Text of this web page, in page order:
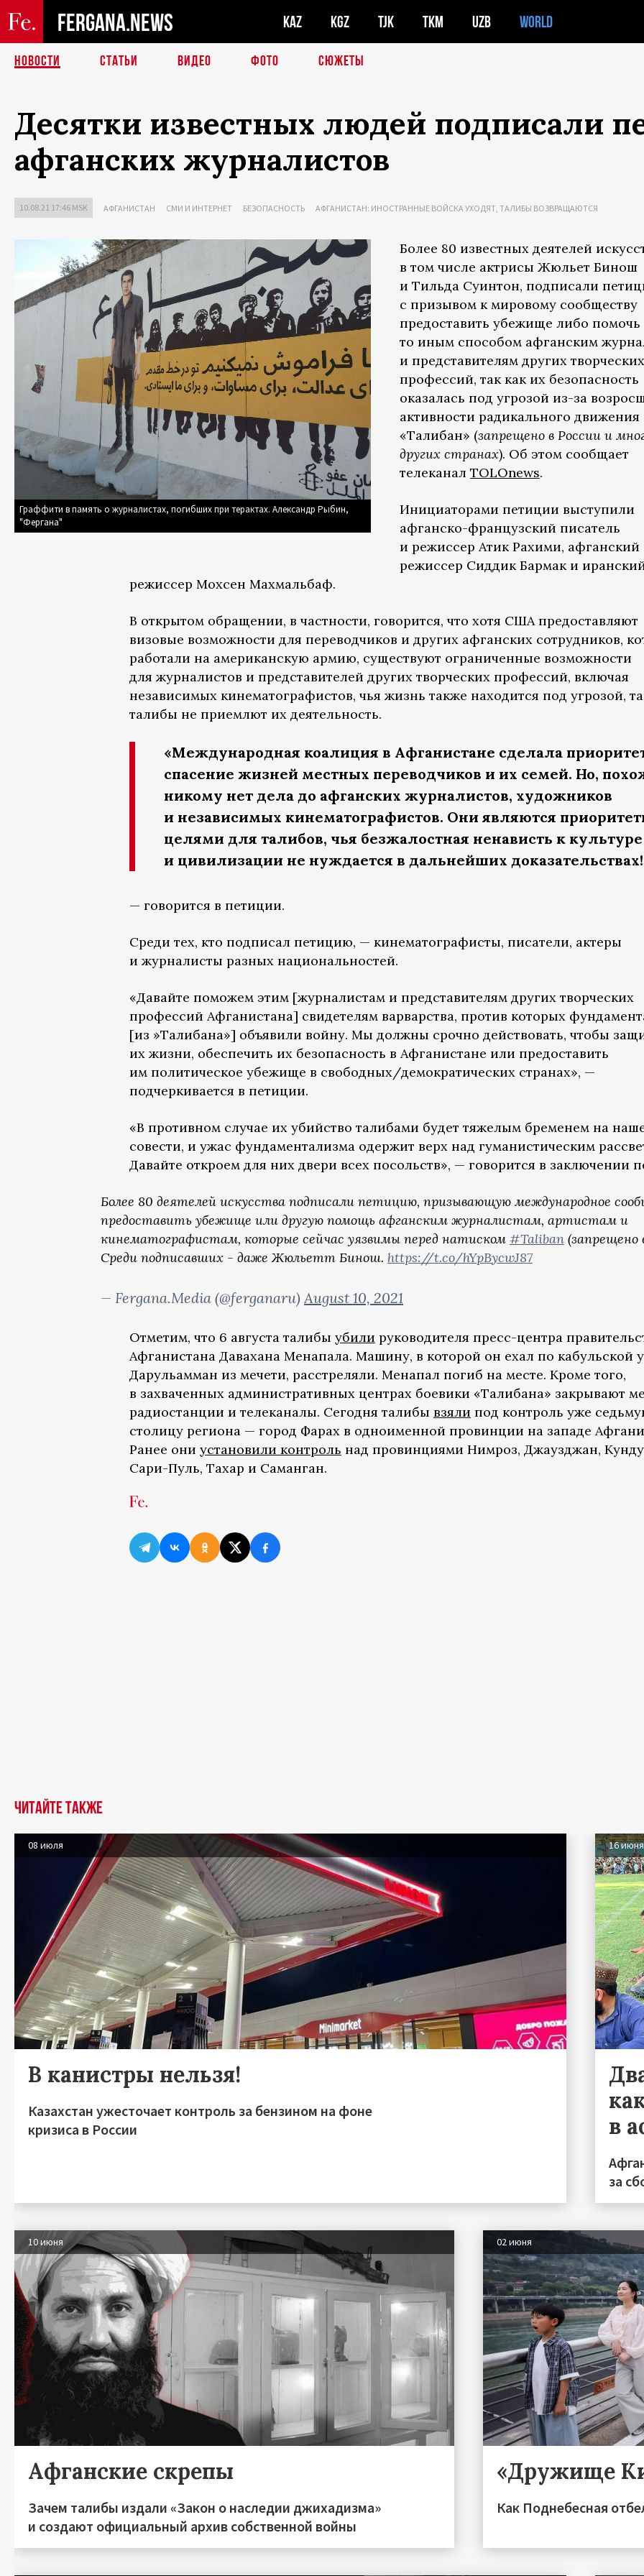
FERGANA.NEWS KAZ KGZ TJK TKM UZB WORLD
НОВОСТИ СТАТЬИ ВИДЕО ФОТО СЮЖЕТЫ
Десятки известных людей подписали
афганских журналистов
10.08.21 17:46 MSK АФГАНИСТАН СМИ И ИНТЕРНЕТ БЕЗОПАСНОСТЬ АФГАНИСТАН: ИНОСТРАННЫЕ ВОЙСКА УХОДЯТ, ТАЛИБЫ ВОЗВРАЩАЮТСЯ
Граффити в память о журналистах, погибших при терактах. Александр Рыбин,
"Фергана"
Более 80 известных деятелей
в том числе актрисы Жюльет Бинош
и Тильда Суинтон, подписали
с призывом к мировому сообществу
предоставить убежище либо
то иным способом афганским
и представителям других творческих
профессий, так как их безопасность
оказалась под угрозой из-за
активности радикального движения
«Талибан» (запрещено в России и
других странах). Об этом сообщает
телеканал TOLOnews.
Инициаторами петиции выступили
афганско-французский писатель
и режиссер Атик Рахими, афганский
режиссер Сиддик Бармак и
режиссер Мохсен Махмальбаф.
В открытом обращении, в частности, говорится, что хотя США предоставляют
визовые возможности для переводчиков и других афганских сотрудников,
работали на американскую армию, существуют ограниченные возможности
для журналистов и представителей других творческих профессий, включая
независимых кинематографистов, чья жизнь также находится под угрозой,
талибы не приемлют их деятельность.
«Международная коалиция в Афганистане сделала
спасение жизней местных переводчиков и их семей. Но,
никому нет дела до афганских журналистов, художников
и независимых кинематографистов. Они являются
целями для талибов, чья безжалостная ненависть к культуре
и цивилизации не нуждается в дальнейших
— говорится в петиции.
Среди тех, кто подписал петицию, — кинематографисты, писатели, актеры
и журналисты разных национальностей.
«Давайте поможем этим [журналистам и представителям других творческих
профессий Афганистана] свидетелям варварства, против которых
[из »Талибана»] объявили войну. Мы должны срочно действовать, чтобы
их жизни, обеспечить их безопасность в Афганистане или предоставить
им политическое убежище в свободных/демократических странах», —
подчеркивается в петиции.
«В противном случае их убийство талибами будет тяжелым бременем на
совести, и ужас фундаментализма одержит верх над гуманистическим
Давайте откроем для них двери всех посольств», — говорится в заключении
Более 80 деятелей искусства подписали петицию, призывающую международное
предоставить убежище или другую помощь афганским журналистам, артистам и
кинематографистам, которые сейчас уязвимы перед натиском #Taliban (запрещено
Среди подписавших - даже Жюльетт Бинош. https://t.co/hYpBycwJ87
— Fergana.Media (@ferganaru)August 10, 2021
Отметим, что 6 августа талибы убили руководителя пресс-центра
Афганистана Давахана Менапала. Машину, в которой он ехал по кабульской
Дарульамман из мечети, расстреляли. Менапал погиб на месте. Кроме того,
в захваченных административных центрах боевики «Талибана» закрывают
радиостанции и телеканалы. Сегодня талибы взяли под контроль уже
столицу региона — город Фарах в одноименной провинции на западе
Ранее они установили контроль над провинциями Нимроз, Джаузджан,
Сари-Пуль, Тахар и Саманган.
Читайте также
08 июля
В канистры нельзя!
Казахстан ужесточает контроль за бензином на фоне
кризиса в России
16 июня
в
за
10 июня
Афганские скрепы
Зачем талибы издали «Закон о наследии джихадизма»
и создают официальный архив собственной войны
02 июня
«Дружище
Как Поднебесная